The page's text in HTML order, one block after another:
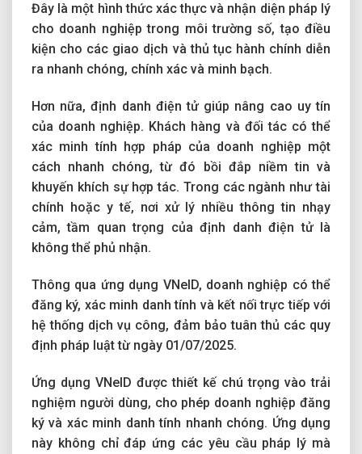
Đây là một hình thức xác thực và nhận diện pháp lý
cho doanh nghiệp trong môi trường số, tạo điều
kiện cho các giao dịch và thủ tục hành chính diễn
ra nhanh chóng, chính xác và minh bạch.
Hơn nữa, định danh điện tử giúp nâng cao uy tín
của doanh nghiệp. Khách hàng và đối tác có thể
xác minh tính hợp pháp của doanh nghiệp một
cách nhanh chóng, từ đó bồi đắp niềm tin và
khuyến khích sự hợp tác. Trong các ngành như tài
chính hoặc y tế, nơi xử lý nhiều thông tin nhạy
cảm, tầm quan trọng của định danh điện tử là
không thể phủ nhận.
Thông qua ứng dụng VNeID, doanh nghiệp có thể
đăng ký, xác minh danh tính và kết nối trực tiếp với
hệ thống dịch vụ công, đảm bảo tuân thủ các quy
định pháp luật từ ngày 01/07/2025.
Ứng dụng VNeID được thiết kế chú trọng vào trải
nghiệm người dùng, cho phép doanh nghiệp đăng
ký và xác minh danh tính nhanh chóng. Ứng dụng
này không chỉ đáp ứng các yêu cầu pháp lý mà